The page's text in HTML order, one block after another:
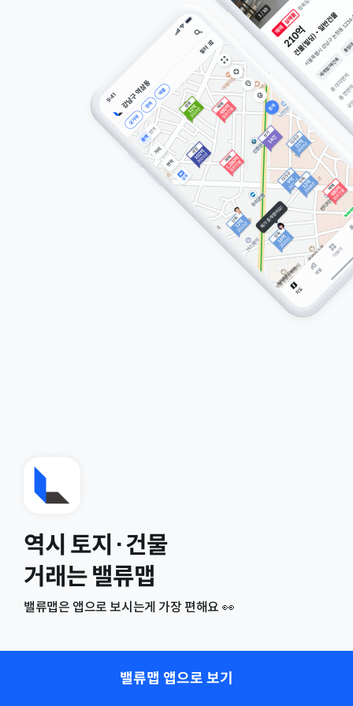
역시 토지·건물
거래는 밸류맵
밸류맵은 앱으로 보시는게 가장 편해요 👀
밸류맵 앱으로 보기